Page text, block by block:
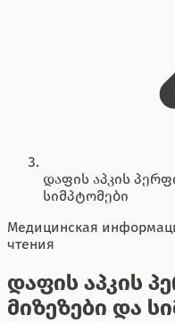
დაფის აპკის
სიმპტომები
Медицинская
чтения
დაფის აპკის
მიზეზები და